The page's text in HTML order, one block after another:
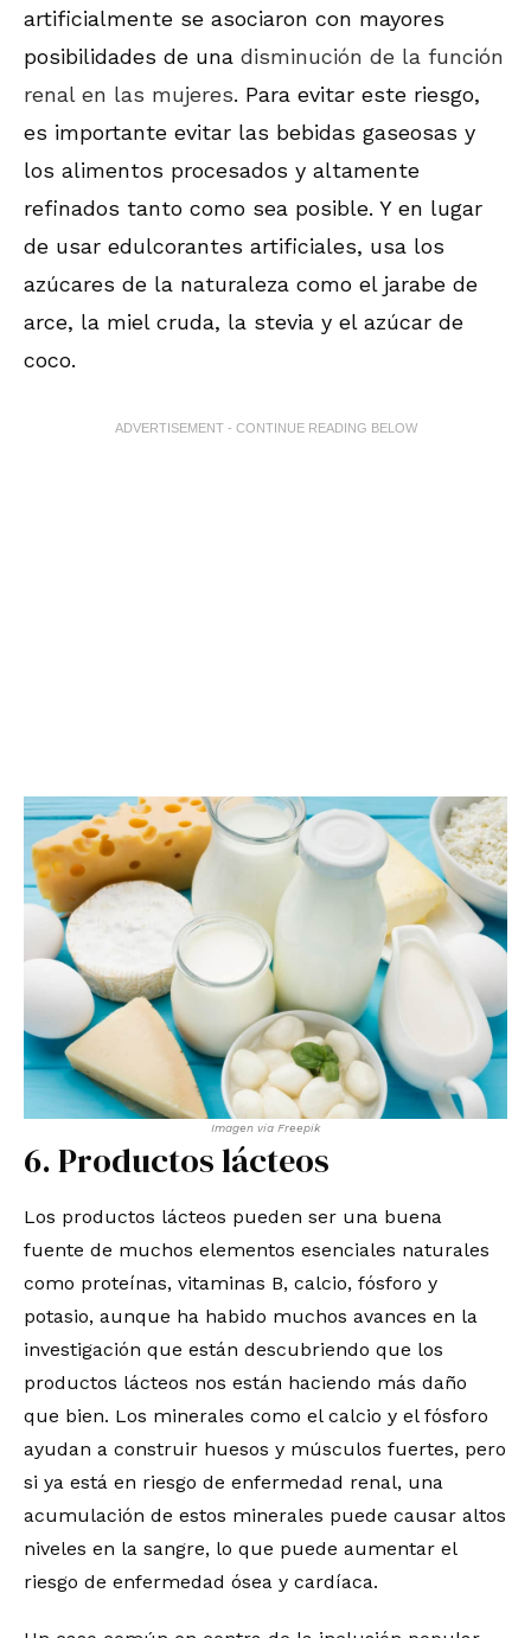
artificialmente se asociaron con mayores
posibilidades de una disminución de la función
renal en las mujeres. Para evitar este riesgo,
es importante evitar las bebidas gaseosas y
los alimentos procesados y altamente
refinados tanto como sea posible. Y en lugar
de usar edulcorantes artificiales, usa los
azúcares de la naturaleza como el jarabe de
arce, la miel cruda, la stevia y el azúcar de
coco.
ADVERTISEMENT - CONTINUE READING BELOW
Imagen via Freepik
6. Productos lácteos
Los productos lácteos pueden ser una buena
fuente de muchos elementos esenciales naturales
como proteínas, vitaminas B, calcio, fósforo y
potasio, aunque ha habido muchos avances en la
investigación que están descubriendo que los
productos lácteos nos están haciendo más daño
que bien. Los minerales como el calcio y el fósforo
ayudan a construir huesos y músculos fuertes, pero
si ya está en riesgo de enfermedad renal, una
acumulación de estos minerales puede causar altos
niveles en la sangre, lo que puede aumentar el
riesgo de enfermedad ósea y cardíaca.